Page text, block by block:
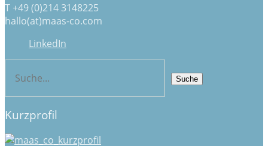
T +49 (0)214 3148225
hallo(at)maas-co.com
LinkedIn
Kurzprofil